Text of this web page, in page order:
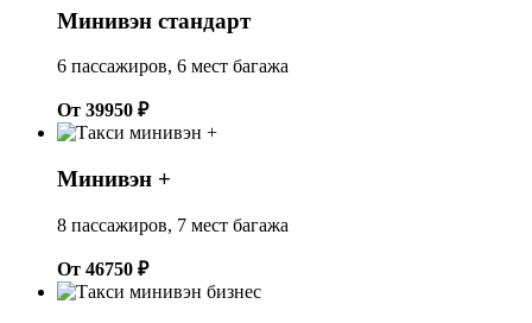
Минивэн стандарт
6 пассажиров, 6 мест багажа
От 39950 ₽
Минивэн +
8 пассажиров, 7 мест багажа
От 46750 ₽